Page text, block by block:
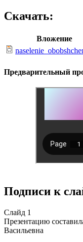
Скачать:
Вложение
Предварительный
Подписи к
Слайд 1
Презентацию
Васильевна